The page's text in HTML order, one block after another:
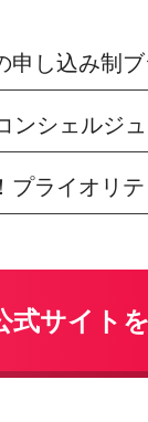
申し込み制
ンシェルジ
プライオリ
式サイト